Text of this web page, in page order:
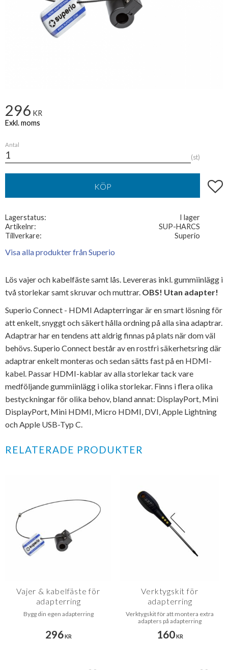
296 KR
Antal
st
KÖP Lägg
Lagerstatus
I lager
Artikelnr
SUP-HARCS
Tillverkare
Superio
Visa alla produkter från Superio
Lös vajer och kabelfäste samt lås. Levereras inkl. gummiinlägg i
två storlekar samt skruvar och muttrar. OBS! Utan adapter!
Superio Connect - HDMI Adapterringar är en smart lösning för
att enkelt, snyggt och säkert hålla ordning på alla sina adaptrar.
Adaptrar har en tendens att aldrig finnas på plats när dom väl
behövs. Superio Connect består av en rostfri säkerhetsring där
adaptrar enkelt monteras och sedan sätts fast på en HDMI-
kabel. Passar HDMI-kablar av alla storlekar tack vare
medföljande gummiinlägg i olika storlekar. Finns i flera olika
bestyckningar för olika behov, bland annat: DisplayPort, Mini
DisplayPort, Mini HDMI, Micro HDMI, DVI, Apple Lightning
och Apple USB-Typ C.
RELATERADE PRODUKTER
Vajer & kabelfäste för
adapterring
Bygg din egen adapterring
296KR
Verktygskit för
adapterring
Verktygskit för att montera extra
adapters på adapterring
160KR